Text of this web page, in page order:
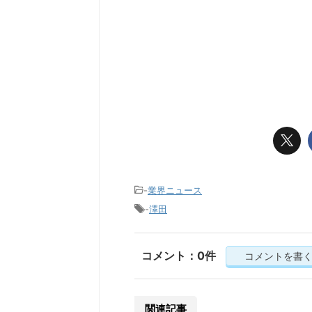
-業界ニュース
-澤田
コメント：0件 コメントを書く
関連記事